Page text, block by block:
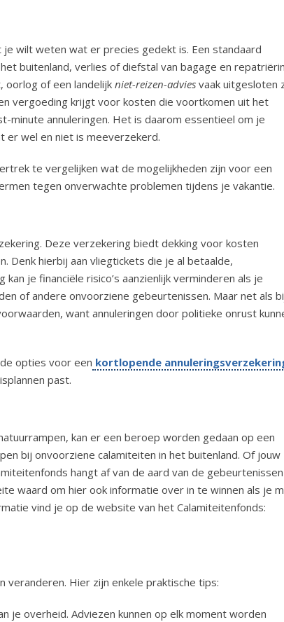
wilt weten wat er precies gedekt is. Een standaard
buitenland, verlies of diefstal van bagage en
oorlog of een landelijk niet-reizen-advies vaak uitgesloten
vergoeding krijgt voor kosten die voortkomen uit het
minute annuleringen. Het is daarom essentieel om je
er wel en niet is meeverzekerd.
te vergelijken wat de mogelijkheden zijn voor een
tegen onverwachte problemen tijdens je vakantie.
Deze verzekering biedt dekking voor kosten
Denk hierbij aan vliegtickets die je al betaalde,
kan je financiële risico’s aanzienlijk verminderen als je
of andere onvoorziene gebeurtenissen. Maar net als
want annuleringen door politieke onrust
opties voor een kortlopende
past.
kan er een beroep worden gedaan op een
bij onvoorziene calamiteiten in het buitenland. Of jouw
hangt af van de aard van de
waard om hier ook informatie over in te winnen als je
vind je op de website van het Calamiteitenfonds:
veranderen. Hier zijn enkele praktische tips:
je overheid. Adviezen kunnen op elk moment worden